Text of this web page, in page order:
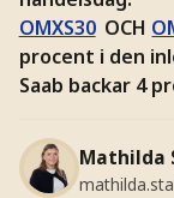
OMXS30 OCH
procent i den
Saab backar 4
Mathilda